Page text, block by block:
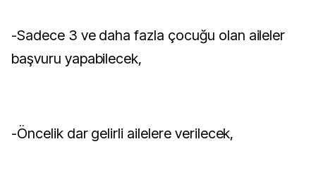
-Sadece 3 ve daha fazla çocuğu olan aileler
başvuru yapabilecek,
-Öncelik dar gelirli ailelere verilecek,